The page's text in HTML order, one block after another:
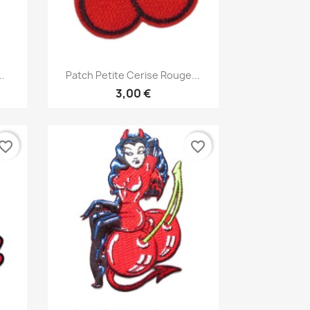
Aperçu rapide
Patch Petite Cerise Rouge...
3,00 €
favorite_border